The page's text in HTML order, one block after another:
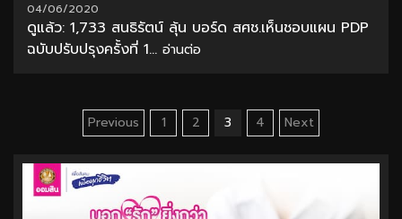
04/06/2020
ดูแล้ว: 1,733 สนธิรัตน์ ลุ้น บอร์ด สศช.เห็นชอบแผน PDP
ฉบับปรับปรุงครั้งที่ 1... อ่านต่อ
Posts
pagination
Previous 1 2 3 4 Next